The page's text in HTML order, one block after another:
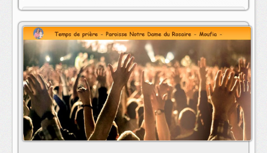
s'abonner au fil rss de cette emission: